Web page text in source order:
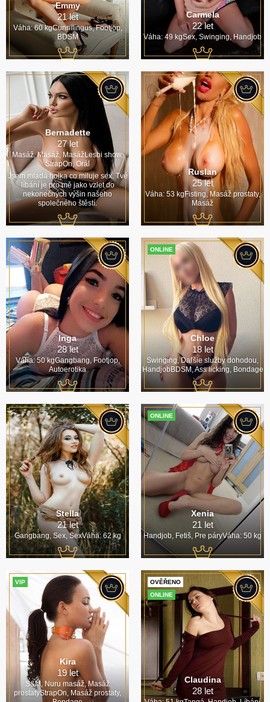
Emmy
21 let
Váha: 60 kgCunnilingus, Footjop,
BDSM
Carmela
22 let
Váha: 49 kgSex, Swinging, Handjob
Bernadette
27 let
Masáž, Masáž, MasážLesbi show,
StrapOn, Orál
Jsem mladá holka co miluje sex. Tvé
líbání je pro mě jako vzlet do
nekonečných výšin našeho
společného štěstí.
Ruslan
25 let
Váha: 53 kgFisting, Masáž prostaty,
Masáž
Inga
28 let
Váha: 50 kgGangbang, Footjop,
Autoerotika
ONLINE
Chloe
18 let
Swinging, Daľšie služby dohodou,
HandjobBDSM, Ass licking, Bondage
Stella
21 let
Gangbang, Sex, SexVáha: 62 kg
ONLINE
Xenia
21 let
Handjob, Fetiš, Pre páryVáha: 50 kg
VIP
Kira
19 let
S&M, Nuru masáž, Masáž
prostatyStrapOn, Masáž prostaty,
ONLINE
OVĚŘENO
Claudina
28 let